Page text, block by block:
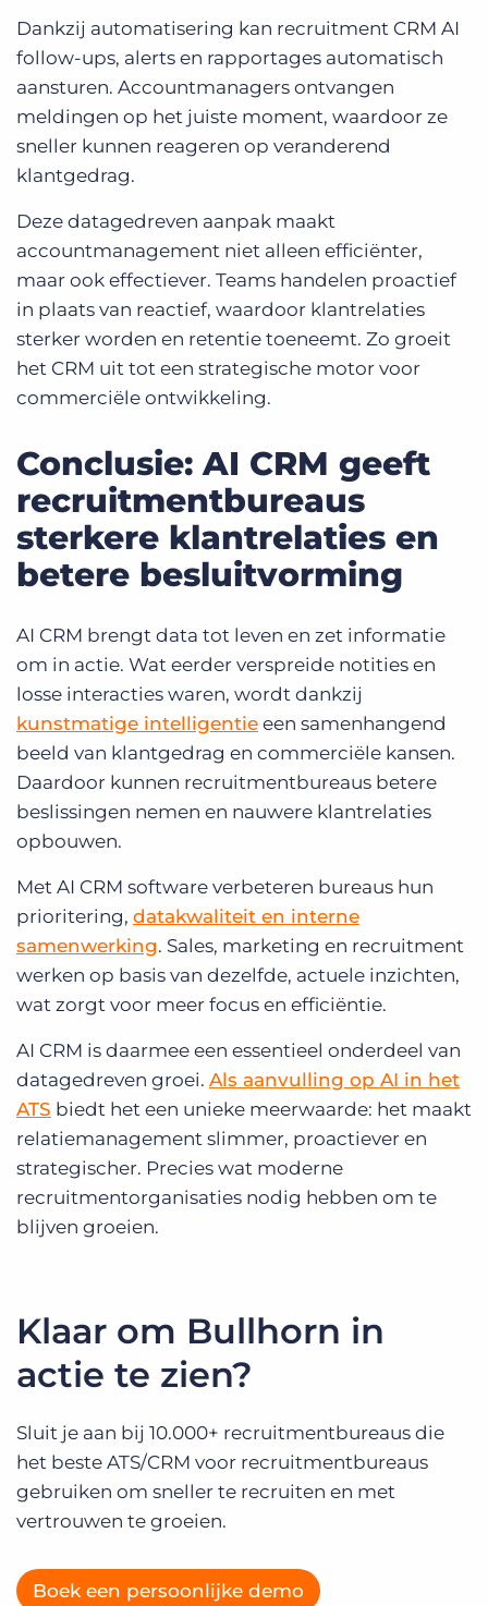
Dankzij automatisering kan recruitment CRM AI
follow-ups, alerts en rapportages automatisch
aansturen. Accountmanagers ontvangen
meldingen op het juiste moment, waardoor ze
sneller kunnen reageren op veranderend
klantgedrag.
Deze datagedreven aanpak maakt
accountmanagement niet alleen efficiënter,
maar ook effectiever. Teams handelen proactief
in plaats van reactief, waardoor klantrelaties
sterker worden en retentie toeneemt. Zo groeit
het CRM uit tot een strategische motor voor
commerciële ontwikkeling.
Conclusie: AI CRM geeft
recruitmentbureaus
sterkere klantrelaties en
betere besluitvorming
AI CRM brengt data tot leven en zet informatie
om in actie. Wat eerder verspreide notities en
losse interacties waren, wordt dankzij
kunstmatige intelligentie een samenhangend
beeld van klantgedrag en commerciële kansen.
Daardoor kunnen recruitmentbureaus betere
beslissingen nemen en nauwere klantrelaties
opbouwen.
Met AI CRM software verbeteren bureaus hun
prioritering, datakwaliteit en interne
samenwerking. Sales, marketing en recruitment
werken op basis van dezelfde, actuele inzichten,
wat zorgt voor meer focus en efficiëntie.
AI CRM is daarmee een essentieel onderdeel van
datagedreven groei. Als aanvulling op AI in het
ATS biedt het een unieke meerwaarde: het maakt
relatiemanagement slimmer, proactiever en
strategischer. Precies wat moderne
recruitmentorganisaties nodig hebben om te
blijven groeien.
Klaar om Bullhorn in
actie te zien?
Sluit je aan bij 10.000+ recruitmentbureaus die
het beste ATS/CRM voor recruitmentbureaus
gebruiken om sneller te recruiten en met
vertrouwen te groeien.
Boek een persoonlijke demo